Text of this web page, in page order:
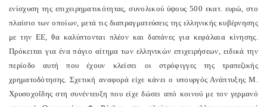
ενίσχυση της επιχειρηματικότητας, συνολικού ύψους 500 εκατ. ευρώ, στο
πλαίσιο των οποίων, μετά τις διαπραγματεύσεις της ελληνικής κυβέρνησης
με την ΕΕ, θα καλύπτονται πλέον και δαπάνες για κεφάλαια κίνησης.
Πρόκειται για ένα πάγιο αίτημα των ελληνικών επιχειρήσεων, ειδικά την
περίοδο αυτή που έχουν κλείσει οι στρόφιγγες της τραπεζικής
χρηματοδότησης. Σχετική αναφορά είχε κάνει ο υπουργός Ανάπτυξης Μ.
Χρυσοχοΐδης στη συνέντευξη που είχε δώσει από κοινού με τον γερμανό